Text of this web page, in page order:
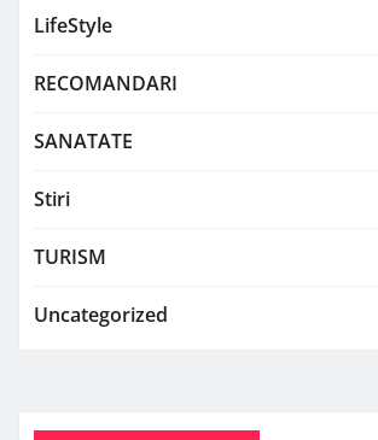
LifeStyle
RECOMANDARI
SANATATE
Stiri
TURISM
Uncategorized